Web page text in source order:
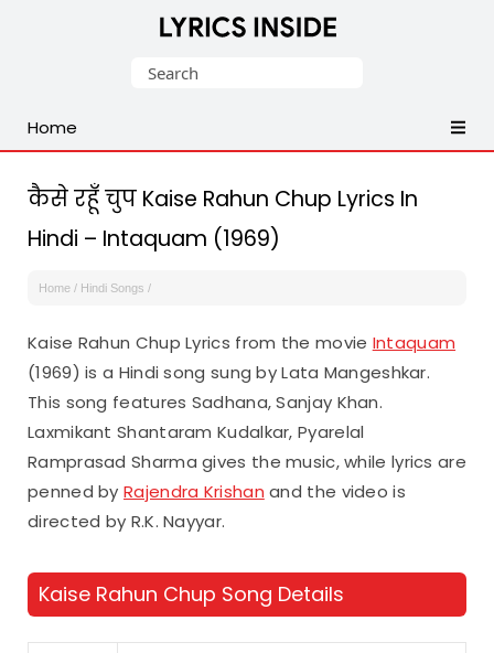
Malayalam,
English,
Songs
Lyrics
Search
Home
कैसे रहूँ चुप Kaise Rahun Chup Lyrics In
Hindi – Intaquam (1969)
Home / Hindi Songs /
Kaise Rahun Chup Lyrics from the movie Intaquam
(1969) is a Hindi song sung by Lata Mangeshkar.
This song features Sadhana, Sanjay Khan.
Laxmikant Shantaram Kudalkar, Pyarelal
Ramprasad Sharma gives the music, while lyrics are
penned byRajendra Krishan and the video is
directed by R.K. Nayyar.
Kaise Rahun Chup Song Details